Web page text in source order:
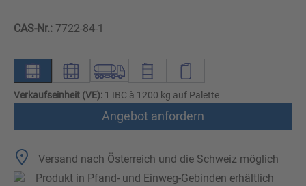
CAS-Nr.: 7722-84-1
Verkaufseinheit (VE): 1 IBC à 1200 kg auf Palette
Angebot anfordern
Versand nach Österreich und die Schweiz möglich
Produkt in Pfand- und Einweg-Gebinden erhältlich